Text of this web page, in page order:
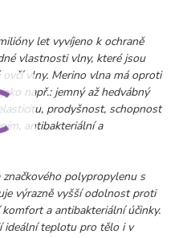
let vyvíjeno k ochraně
vlastnosti vlny, které jsou
vlny. Merino vlna má oproti
např.: jemný až hedvábný
prodyšnost, schopnost
antibakteriální a
polypropylenu s
výrazně vyšší odolnost proti
a antibakteriální účinky.
ideální teplotu pro tělo i v